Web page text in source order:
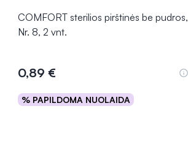
COMFORT sterilios pirštinės be pudros,
Nr. 8, 2 vnt.
0,89 €
% PAPILDOMA NUOLAIDA
Į krepšelį